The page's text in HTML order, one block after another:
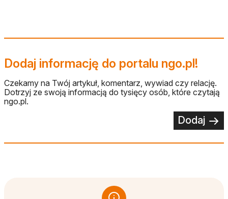
Dodaj informację do portalu ngo.pl!
Czekamy na Twój artykuł, komentarz, wywiad czy relację.
Dotrzyj ze swoją informacją do tysięcy osób, które czytają
ngo.pl.
Dodaj